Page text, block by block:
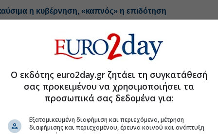
η κυβέρνηση, «καπνός» η επιδότηση
εταιρείας έγινε σε χρόνο-ρεκόρ
κρατούν το θετικό πρόσημο
επενδύσεων 3,7 δισ. και 11
στο Discover
Ο εκδότης euro2day.gr ζητάει τη συγκατάθεσή
σας προκειμένου να χρησιμοποιήσει τα
προσωπικά σας δεδομένα για:
Εξατομικευμένη διαφήμιση και περιεχόμενο, μέτρηση
διαφήμισης και περιεχομένου, έρευνα κοινού και ανάπτυξη